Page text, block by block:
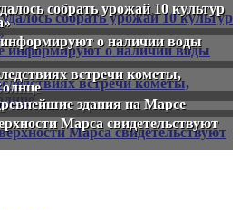
собрать урожай 10 культур
о наличии воды
встречи кометы,
здания на Марсе
Марса свидетельствуют